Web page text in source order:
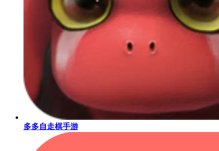
多多自走棋手游